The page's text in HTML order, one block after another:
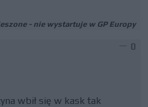
- nie wystartuje w GP Europy
0
wbił się w kask tak